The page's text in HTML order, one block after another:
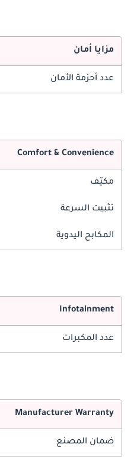
مزايا أمان
عدد أحزمة الأمان
Comfort & Convenience
مكيّف
تثبيت السرعة
المكابح اليدوية
Infotainment
عدد المكبرات
Manufacturer Warranty
ضمان المصنع